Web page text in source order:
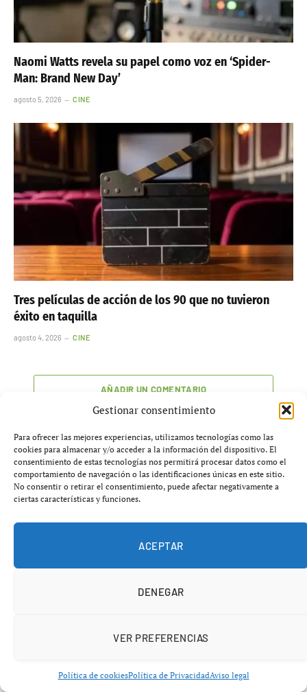
Gestionar consentimiento
Para ofrecer las mejores experiencias, utilizamos tecnologías como las
cookies para almacenar y/o acceder a la información del dispositivo. El
consentimiento de estas tecnologías nos permitirá procesar datos como el
comportamiento de navegación o las identificaciones únicas en este sitio.
No consentir o retirar el consentimiento, puede afectar negativamente a
ciertas características y funciones.
ACEPTAR
DENEGAR
VER PREFERENCIAS
Política de cookiesPolítica de PrivacidadAviso legal
Naomi Watts revela su papel como voz en ‘Spider-
Man: Brand New Day’
agosto 5, 2026 CINE
Tres películas de acción de los 90 que no tuvieron
éxito en taquilla
agosto 4, 2026 CINE
AÑADIR UN COMENTARIO